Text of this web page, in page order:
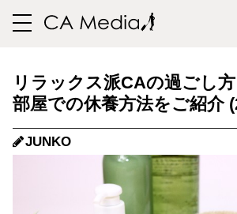
toggle
リラックス派CAの過ごし
部屋での休養方法をご紹介
JUNKO